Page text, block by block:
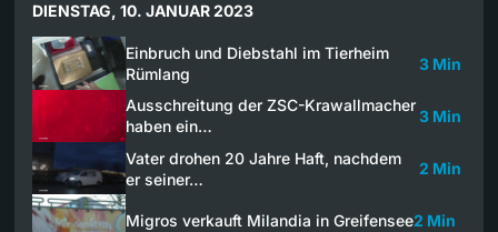
DIENSTAG, 10. JANUAR 2023
Einbruch und Diebstahl im Tierheim
Rümlang
3 Min
Ausschreitung der ZSC-Krawallmacher
haben ein…
3 Min
Vater drohen 20 Jahre Haft, nachdem
er seiner…
2 Min
Migros verkauft Milandia in Greifensee2 Min